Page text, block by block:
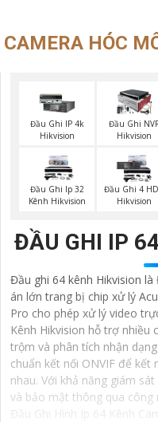
CAMERA HÓC
Đầu Ghi IP 4k
Hikvision
Đầu Ghi
Hikvision
Đầu Ghi Ip 32
Kênh Hikvision
Đầu Ghi 4
Hikvision
ĐẦU GHI IP
Đầu ghi 64 kênh Hikvision
án lớn trang bị chip xử lý
Pro cho phép xử lý video
Kênh Hikvision hỗ trợ nhiều
trộm và phân tích nhận
chuẩn kết nối ONVIF để kết
nhau. Với khả năng giám
và bảo mật thông qua công
Đầu Ghi Hình Ip 64 Kênh